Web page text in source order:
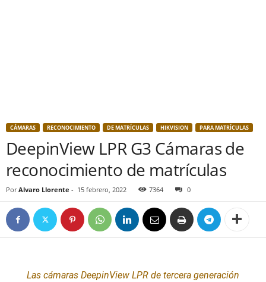
CÁMARAS RECONOCIMIENTO DE MATRÍCULAS HIKVISION PARA MATRÍCULAS
DeepinView LPR G3 Cámaras de
reconocimiento de matrículas
Por Alvaro Llorente - 15 febrero, 2022 7364 0
Las cámaras DeepinView LPR de tercera generación